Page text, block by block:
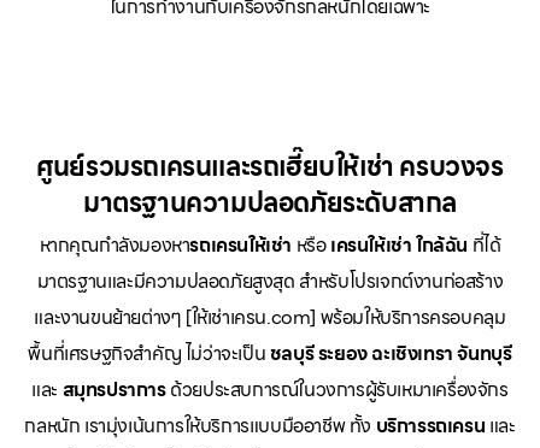
ในการทำงานกับเครื่องจักรกลหนักโดยเฉพาะ
ศูนย์รวมรถเครนและรถเฮี๊ยบให้เช่า ครบวงจร
มาตรฐานความปลอดภัยระดับสากล
หากคุณกำลังมองหารถเครนให้เช่า หรือเครนให้เช่าใกล้ฉัน ที่ได้
มาตรฐานและมีความปลอดภัยสูงสุด สำหรับโปรเจกต์งานก่อสร้าง
และงานขนย้ายต่างๆ [ให้เช่าเครน.com] พร้อมให้บริการครอบคลุม
พื้นที่เศรษฐกิจสำคัญ ไม่ว่าจะเป็นชลบุรี ระยอง ฉะเชิงเทรา จันทบุรี
และ สมุทรปราการด้วยประสบการณ์ในวงการผู้รับเหมาเครื่องจักร
กลหนัก เรามุ่งเน้นการให้บริการแบบมืออาชีพ ทั้ง บริการรถเครน และ